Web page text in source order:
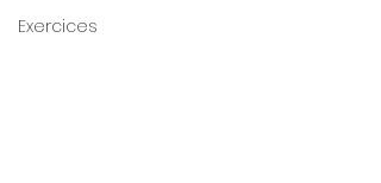
Exercices